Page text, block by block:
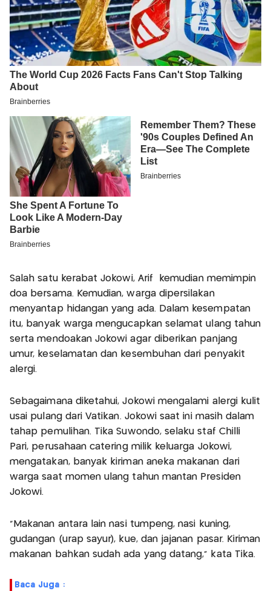
Salah satu kerabat Jokowi, Arif kemudian memimpin
doa bersama. Kemudian, warga dipersilakan
menyantap hidangan yang ada. Dalam kesempatan
itu, banyak warga mengucapkan selamat ulang tahun
serta mendoakan Jokowi agar diberikan panjang
umur, keselamatan dan kesembuhan dari penyakit
alergi.
Sebagaimana diketahui, Jokowi mengalami alergi kulit
usai pulang dari Vatikan. Jokowi saat ini masih dalam
tahap pemulihan. Tika Suwondo, selaku staf Chilli
Pari, perusahaan catering milik keluarga Jokowi,
mengatakan, banyak kiriman aneka makanan dari
warga saat momen ulang tahun mantan Presiden
Jokowi.
“Makanan antara lain nasi tumpeng, nasi kuning,
gudangan (urap sayur), kue, dan jajanan pasar. Kiriman
makanan bahkan sudah ada yang datang,” kata Tika.
Baca Juga :